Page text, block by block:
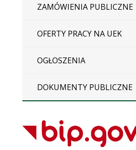
ZAMÓWIENIA PUBLICZNE
OFERTY PRACY NA UEK
OGŁOSZENIA
DOKUMENTY PUBLICZNE